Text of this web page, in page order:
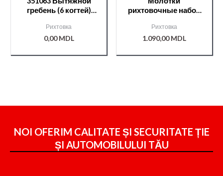
гребень (6 когтей)
Рихтовка
0,00MDL
рихтовочные набор
Рихтовка
1.090,00MDL
NOI OFERIM CALITATE ȘI SECURITATE ȚIE
ȘI AUTOMOBILULUI TĂU